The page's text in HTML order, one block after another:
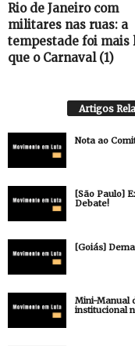
Rio de Janeiro com
militares nas ruas: a
tempestade foi mais
que o Carnaval (1)
Artigos
Nota ao
[São Paulo]
Debate!
[Goiás]
Mini-Manual
institucional